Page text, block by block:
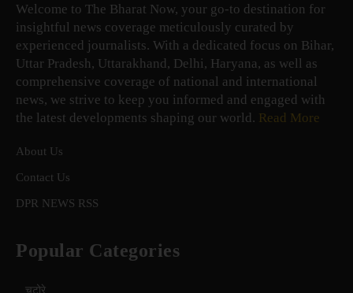
Welcome to The Bharat Now, your go-to destination for
insightful news coverage meticulously curated by
experienced journalists. With a dedicated focus on Bihar,
Uttar Pradesh, Uttarakhand, Delhi, Haryana, as well as
comprehensive coverage of national and international
news, we strive to keep you informed and engaged with
the latest developments shaping our world. Read More
About Us
Contact Us
DPR NEWS RSS
Popular Categories
चटोरे